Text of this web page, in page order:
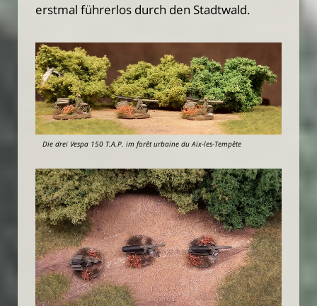
erstmal führerlos durch den Stadtwald.
Die drei Vespa 150 T.A.P. im forêt urbaine du Aix-les-Tempête